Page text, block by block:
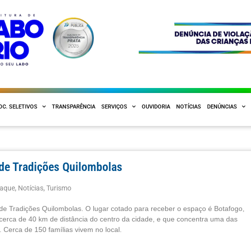
SELETIVOS TRANSPARÊNCIA SERVIÇOS OUVIDORIA NOTÍCIAS DENÚNCIAS
Tradições Quilombolas
, Notícias,Turismo
Tradições Quilombolas. O lugar cotado para receber o espaço é Botafogo,
de 40 km de distância do centro da cidade, e que concentra uma das
de 150 famílias vivem no local.